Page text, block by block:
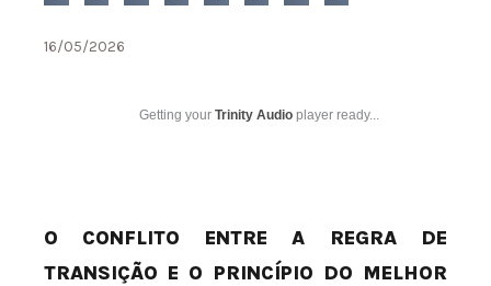
16/05/2026
Getting your Trinity Audio player ready...
O CONFLITO ENTRE A REGRA DE
TRANSIÇÃO E O PRINCÍPIO DO MELHOR